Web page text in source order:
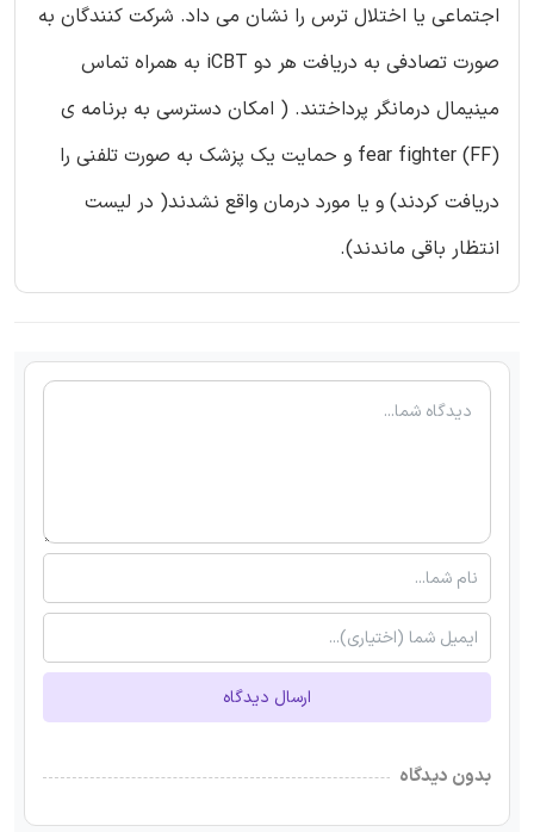
اجتماعی یا اختلال ترس را نشان می داد. شرکت کنندگان به
صورت تصادفی به دریافت هر دو iCBT به همراه تماس
مینیمال درمانگر پرداختند. ( امکان دسترسی به برنامه ی
fear fighter (FF) و حمایت یک پزشک به صورت تلفنی را
دریافت کردند) و یا مورد درمان واقع نشدند( در لیست
انتظار باقی ماندند).
ارسال دیدگاه
بدون دیدگاه